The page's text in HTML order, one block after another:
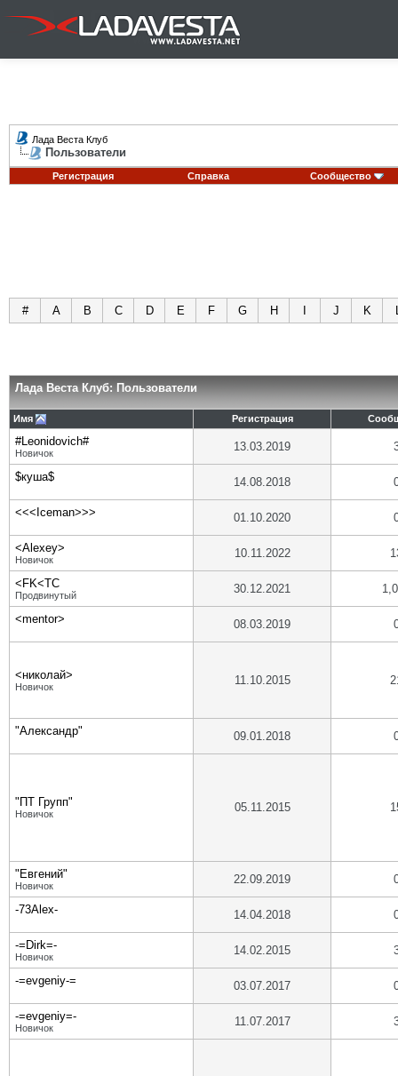
Лада Веста Клуб
Пользователи
Регистрация Справка Сообщество
# A B C D E F G H J K
Лада Веста Клуб: Пользователи
Имя Регистрация
#Leonidovich#
Новичок 13.03.2019
$куша$ 14.08.2018
<<<Iceman>>> 01.10.2020
<Alexey>
Новичок 10.11.2022
<FK<TC
Продвинутый 30.12.2021
<mentor> 08.03.2019
<николай>
Новичок 11.10.2015
"Александр" 09.01.2018
"ПТ Групп"
Новичок 05.11.2015
"Евгений"
Новичок 22.09.2019
-73Alex- 14.04.2018
-=Dirk=-
Новичок 14.02.2015
-=evgeniy-= 03.07.2017
-=evgeniy=-
Новичок 11.07.2017